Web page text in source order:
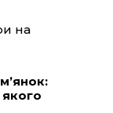
A на
якого